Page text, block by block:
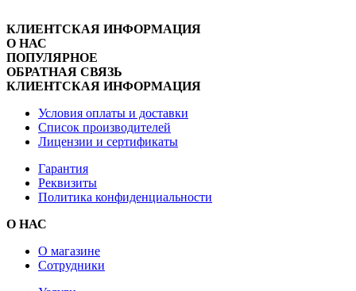
КЛИЕНТСКАЯ ИНФОРМАЦИЯ
О НАС
ПОПУЛЯРНОЕ
ОБРАТНАЯ СВЯЗЬ
КЛИЕНТСКАЯ ИНФОРМАЦИЯ
Условия оплаты и доставки
Список производителей
Лицензии и сертификаты
Гарантия
Реквизиты
Политика конфиденциальности
О НАС
О магазине
Сотрудники